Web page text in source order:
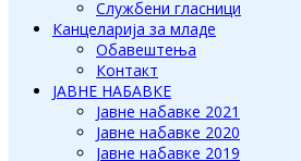
Службени гласници
Канцеларија за младе
Обавештења
Контакт
ЈАВНЕ НАБАВКЕ
Јавне набавке 2021
Јавне набавке 2020
Јавне набавке 2019